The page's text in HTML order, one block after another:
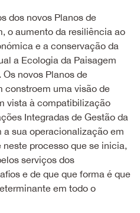
dos novos Planos de
o aumento da resiliência ao
e a conservação da
a Ecologia da Paisagem
novos Planos de
constroem uma visão de
vista à compatibilização
Integradas de Gestão da
a sua operacionalização em
processo que se inicia,
serviços dos
e de que que forma é que
em todo o